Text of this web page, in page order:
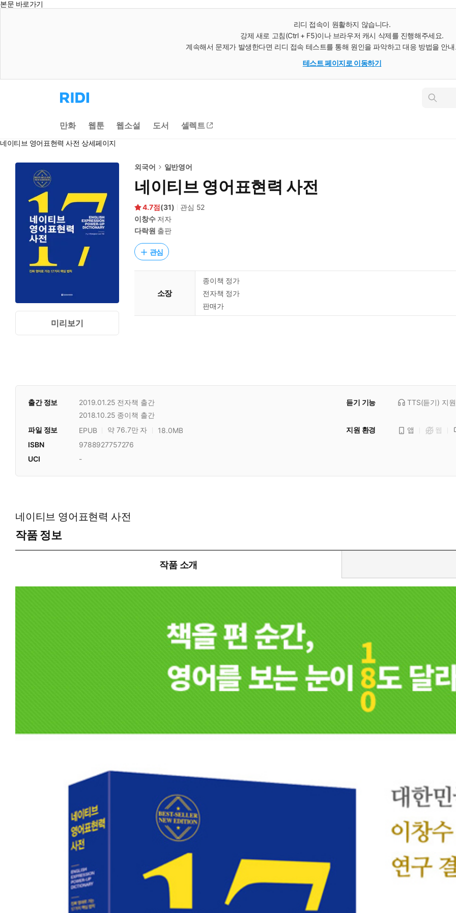
본문 바로가기
리디 접속이 원활하지 않습니다.
강제 새로 고침(Ctrl + F5)이나 브라우저 캐시 삭제를 진행해주세요.
계속해서 문제가 발생한다면 리디 접속 테스트를 통해 원인을 파악하고 대응 방법을 안
테스트 페이지로 이동하기
리
디
으
로
동
인
만화 웹툰 웹소설 도서 셀렉트
네이티브 영어표현력 사전 상세페이지
미리보기
외국어 일반영어
네이티브 영어표현력 사전
4.7 (31) 관심 52
이창수저자
다락원 출판
관심
소장
종이책 정가
전자책 정가
판매가
출간 정보 2019.01.25 전자책 출간
2018.10.25 종이책 출간
듣기 기능 TTS(듣기) 지원
파일 정보 EPUB 약 76.7만 자 18.0MB 지원 환경 앱
웹
ISBN
9788927757276
UCI
-
네이티브 영어표현력 사전
작품 정보
작품 소개